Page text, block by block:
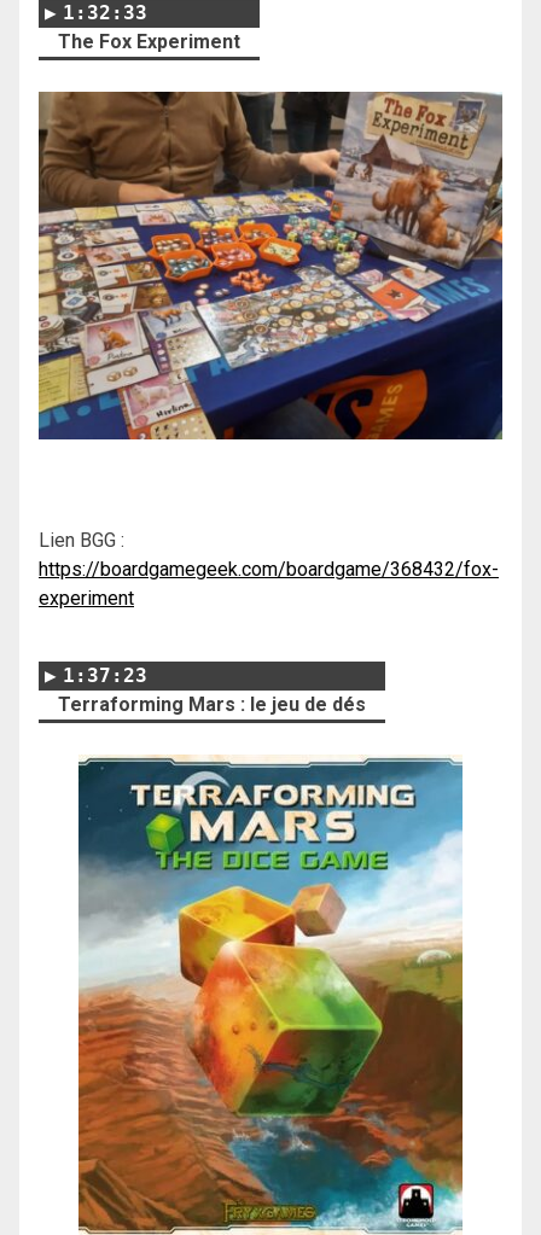
1:32:33
The Fox Experiment
Lien BGG :
https://boardgamegeek.com/boardgame/368432/fox-
experiment
1:37:23
Terraforming Mars : le jeu de dés